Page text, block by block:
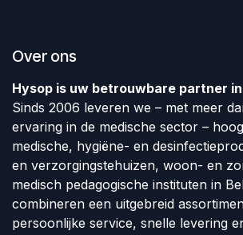
Over ons
Hysop is uw betrouwbare partner
Sinds 2006 leveren we – met meer
ervaring in de medische sector –
medische, hygiëne- en
en verzorgingstehuizen, woon- en
medisch pedagogische instituten in
combineren een uitgebreid
persoonlijke service, snelle levering